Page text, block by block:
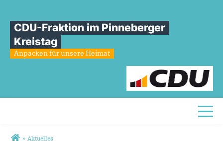
CDU-Fraktion im Pinneberger
Kreistag
Anpacken für unsere Heimat
» Aktuelles